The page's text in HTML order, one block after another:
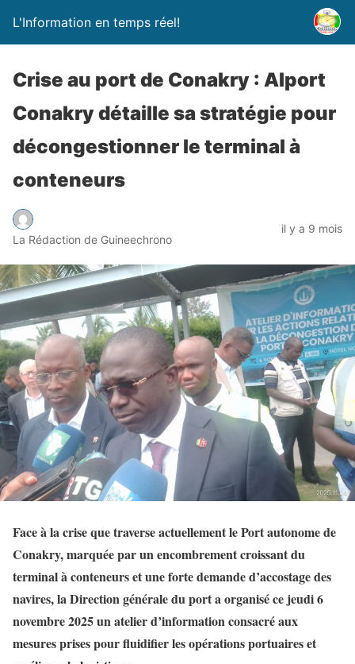
L'Information en temps réel!
Crise au port de Conakry : Alport
Conakry détaille sa stratégie pour
décongestionner le terminal à
conteneurs
La Rédaction de Guineechrono
il y a 9 mois
Face à la crise que traverse actuellement le Port autonome de
Conakry, marquée par un encombrement croissant du
terminal à conteneurs et une forte demande d’accostage des
navires, la Direction générale du port a organisé ce jeudi 6
novembre 2025 un atelier d’information consacré aux
mesures prises pour fluidifier les opérations portuaires et